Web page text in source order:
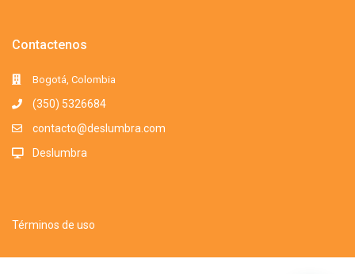
Contactenos
Bogotá, Colombia
(350) 5326684
contacto@deslumbra.com
Deslumbra
Términos de uso